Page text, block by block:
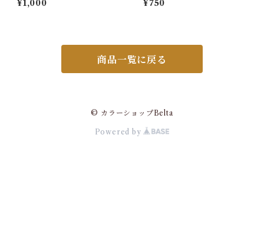
¥1,000 ¥750
商品一覧に戻る
© カラーショップBelta
Powered by